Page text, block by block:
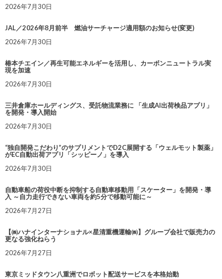
2026年7月30日
JAL／2026年8月前半 燃油サーチャージ適用額のお知らせ(変更)
2026年7月30日
椿本チエイン／再生可能エネルギーを活用し、カーボンニュートラル実
現を加速
2026年7月30日
三井倉庫ホールディングス、受託物流業務に 「生成AI出荷検品アプリ」
を開発・導入開始
2026年7月30日
“独自開発こだわり”のサプリメントでD2C展開する「ウェルモット製薬」
がEC自動出荷アプリ「シッピーノ」を導入
2026年7月30日
自動車船の荷役中断を抑制する自動車移動用「スケーター」を開発・導
入 ～自力走行できない車両を約5分で移動可能に～
2026年7月27日
【㈱ハナインターナショナル×星清重機運輸㈱】グループ会社で販売力の
更なる強化ねらう
2026年7月27日
東京ミッドタウン八重洲でロボット配送サービスを本格始動